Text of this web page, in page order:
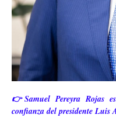
👉Samuel Pereyra Rojas
confianza del presidente Luis